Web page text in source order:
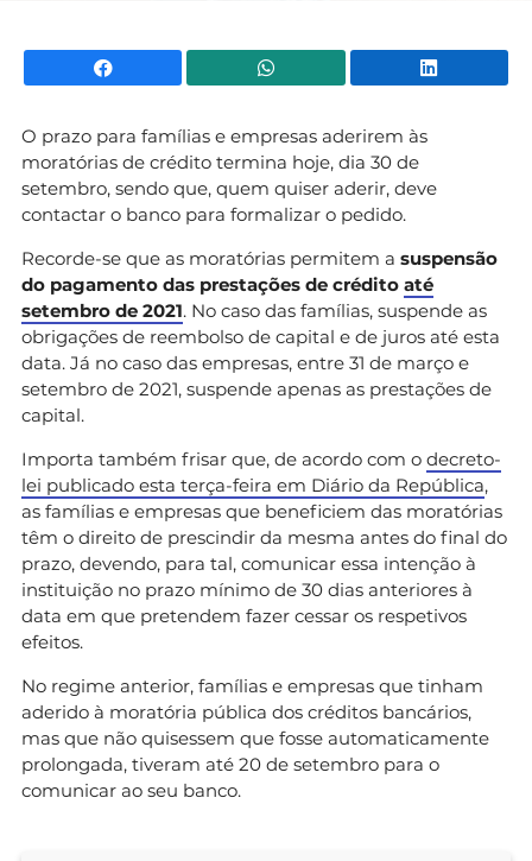
Facebook WhatsApp
O prazo para famílias e empresas aderirem às
moratórias de crédito termina hoje, dia 30 de
setembro, sendo que, quem quiser aderir, deve
contactar o banco para formalizar o pedido.
Recorde-se que as moratórias permitem a suspensão
do pagamento das prestações de crédito até
setembro de 2021. No caso das famílias, suspende as
obrigações de reembolso de capital e de juros até esta
data. Já no caso das empresas, entre 31 de março e
setembro de 2021, suspende apenas as prestações de
capital.
Importa também frisar que, de acordo com o decreto-
lei publicado esta terça-feira em Diário da República,
as famílias e empresas que beneficiem das moratórias
têm o direito de prescindir da mesma antes do final do
prazo, devendo, para tal, comunicar essa intenção à
instituição no prazo mínimo de 30 dias anteriores à
data em que pretendem fazer cessar os respetivos
efeitos.
No regime anterior, famílias e empresas que tinham
aderido à moratória pública dos créditos bancários,
mas que não quisessem que fosse automaticamente
prolongada, tiveram até 20 de setembro para o
comunicar ao seu banco.